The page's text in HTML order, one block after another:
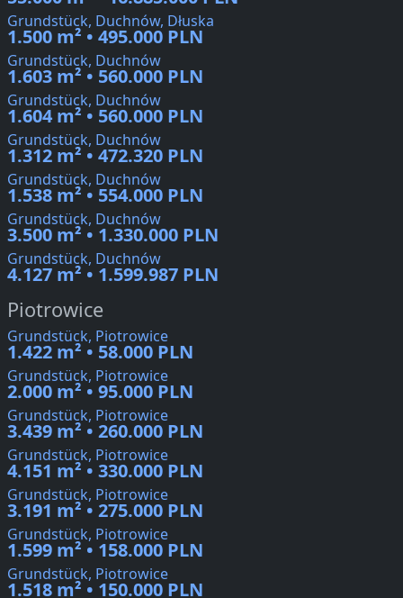
Grundstück, Duchnów, Dłuska
1.500 m² • 495.000 PLN
Grundstück, Duchnów
1.603 m² • 560.000 PLN
Grundstück, Duchnów
1.604 m² • 560.000 PLN
Grundstück, Duchnów
1.312 m² • 472.320 PLN
Grundstück, Duchnów
1.538 m² • 554.000 PLN
Grundstück, Duchnów
3.500 m² • 1.330.000 PLN
Grundstück, Duchnów
4.127 m² • 1.599.987 PLN
Piotrowice
Grundstück, Piotrowice
1.422 m² • 58.000 PLN
Grundstück, Piotrowice
2.000 m² • 95.000 PLN
Grundstück, Piotrowice
3.439 m² • 260.000 PLN
Grundstück, Piotrowice
4.151 m² • 330.000 PLN
Grundstück, Piotrowice
3.191 m² • 275.000 PLN
Grundstück, Piotrowice
1.599 m² • 158.000 PLN
Grundstück, Piotrowice
1.518 m² • 150.000 PLN